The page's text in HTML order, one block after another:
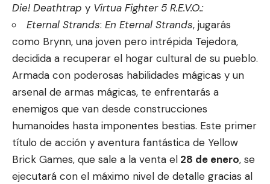
Die! Deathtrap y Virtua Fighter 5 R.E.V.O.:
Eternal Strands: En Eternal Strands, jugarás
como Brynn, una joven pero intrépida Tejedora,
decidida a recuperar el hogar cultural de su pueblo.
Armada con poderosas habilidades mágicas y un
arsenal de armas mágicas, te enfrentarás a
enemigos que van desde construcciones
humanoides hasta imponentes bestias. Este primer
título de acción y aventura fantástica de Yellow
Brick Games, que sale a la venta el 28 de enero, se
ejecutará con el máximo nivel de detalle gracias al